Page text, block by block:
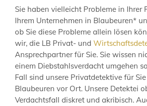
Sie haben vielleicht Probleme in Ihrer
Ihrem Unternehmen in Blaubeuren*
ob Sie diese Probleme allein lösen
wir, die LB Privat- und
Ansprechpartner für Sie. Sie wissen
einem Diebstahlsverdacht umgehen
Fall sind unsere Privatdetektive für
Blaubeuren vor Ort. Unsere Detektei
Verdachtsfall diskret und akribisch.